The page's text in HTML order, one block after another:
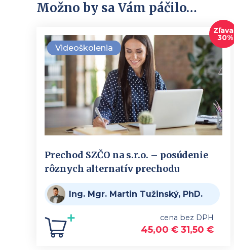
Možno by sa Vám páčilo…
Videoškolenia
Zľava
30%
Prechod SZČO na s.r.o. – posúdenie
rôznych alternatív prechodu
Ing. Mgr. Martin Tužinský, PhD.
cena bez DPH
45,00€ 31,50€